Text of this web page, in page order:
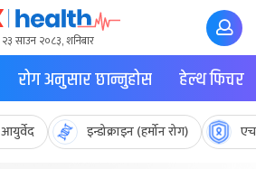
२३ साउन २०८३, शनिबार
रोग अनुसार छान्नुहोस हेल्थ फिचर
आयुर्वेद इन्डोक्राइन (हर्मोन रोग)